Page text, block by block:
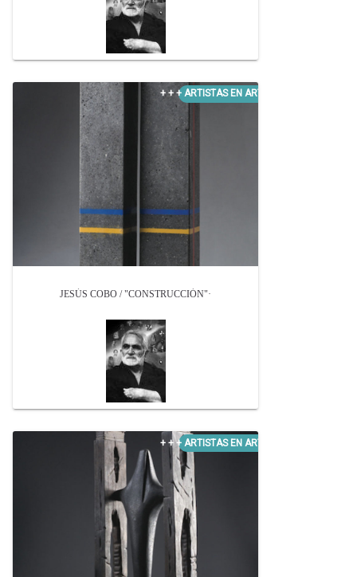
JESÚS COBO / "CONSTRUCCIÓN"·